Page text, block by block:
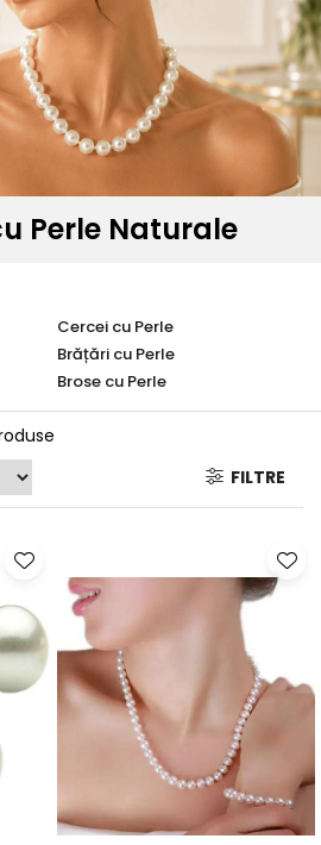
Perle Naturale
Cercei cu Perle
Brățări cu Perle
Brose cu Perle
FILTRE